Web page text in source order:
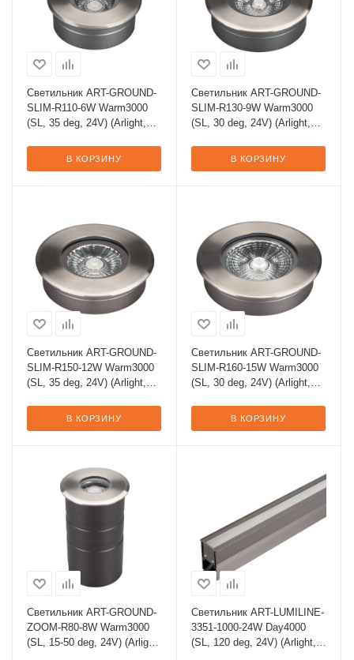
Светильник ART-GROUND-
SLIM-R110-6W Warm3000
(SL, 35 deg, 24V) (Arlight,
В КОРЗИНУ
Светильник ART-GROUND-
SLIM-R130-9W Warm3000
(SL, 30 deg, 24V) (Arlight,
В КОРЗИНУ
Светильник ART-GROUND-
SLIM-R150-12W Warm3000
(SL, 35 deg, 24V) (Arlight,
В КОРЗИНУ
Светильник ART-GROUND-
SLIM-R160-15W Warm3000
(SL, 30 deg, 24V) (Arlight,
В КОРЗИНУ
Светильник ART-GROUND-
ZOOM-R80-8W Warm3000
(SL, 15-50 deg, 24V) (Arlight,
Светильник ART-LUMILINE-
3351-1000-24W Day4000
(SL, 120 deg, 24V) (Arlight,